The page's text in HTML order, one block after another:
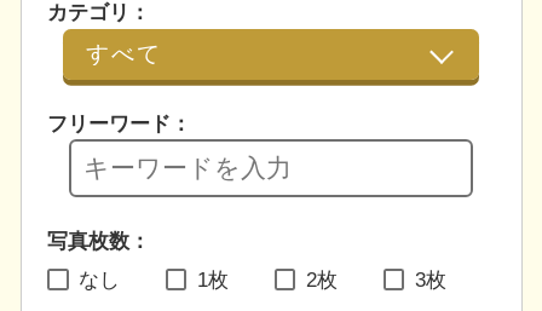
カテゴリ：
フリーワード：
写真枚数：
なし
1枚 2枚 3枚